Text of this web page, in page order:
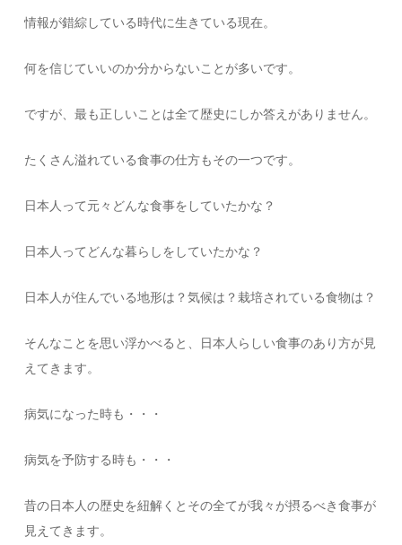
情報が錯綜している時代に生きている現在。
何を信じていいのか分からないことが多いです。
ですが、最も正しいことは全て歴史にしか答えがありません。
たくさん溢れている食事の仕方もその一つです。
日本人って元々どんな食事をしていたかな？
日本人ってどんな暮らしをしていたかな？
日本人が住んでいる地形は？気候は？栽培されている食物は？
そんなことを思い浮かべると、日本人らしい食事のあり方が見
えてきます。
病気になった時も・・・
病気を予防する時も・・・
昔の日本人の歴史を紐解くとその全てが我々が摂るべき食事が
見えてきます。